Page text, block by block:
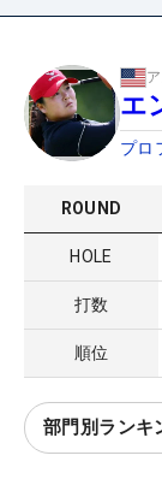
エ
プロ
ROUND
HOLE
打数
順位
部門別ランキ